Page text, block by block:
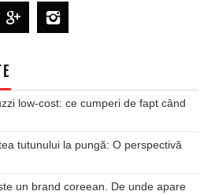
low-cost: ce cumperi de fapt când
tutunului la pungă: O perspectivă
un brand coreean. De unde apare